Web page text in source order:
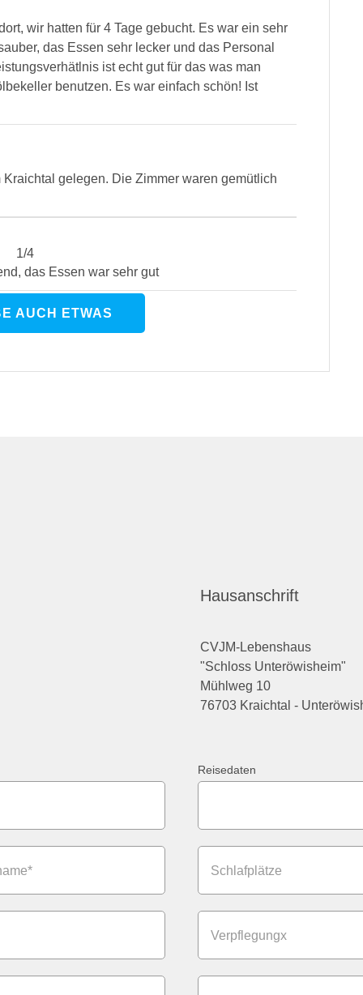
wir hatten für 4 Tage gebucht. Es war ein sehr
das Essen sehr lecker und das Personal
ist echt gut für das was man
benutzen. Es war einfach schön! Ist
gelegen. Die Zimmer waren gemütlich
das Essen war sehr gut
1/4
AUCH ETWAS
Hausanschrift
CVJM-Lebenshaus
"Schloss Unteröwisheim"
Mühlweg 10
76703 Kraichtal -
Reisedaten
Schlafplätze
Verpflegungx